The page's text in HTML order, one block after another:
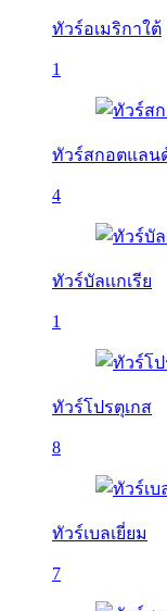
ทัวร์อเมริกาใต้
1
ทัวร์สกอตแลน
4
ทัวร์บัลเเกเรีย
1
ทัวร์โปรตุเกส
8
ทัวร์เบลเยี่ยม
7